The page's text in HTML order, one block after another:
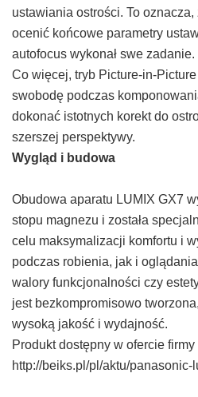
ustawiania ostrości. To
ocenić końcowe parametry
autofocus wykonał swe zadanie.
Co więcej, tryb Picture-in-
swobodę podczas
dokonać istotnych korekt do
szerszej perspektywy.
Wygląd i budowa
Obudowa aparatu LUMIX GX7
stopu magnezu i została
celu maksymalizacji komfortu i
podczas robienia, jak i
walory funkcjonalności czy
jest bezkompromisowo
wysoką jakość i wydajność.
Produkt dostępny w ofercie firmy
http://beiks.pl/pl/aktu/panasonic-